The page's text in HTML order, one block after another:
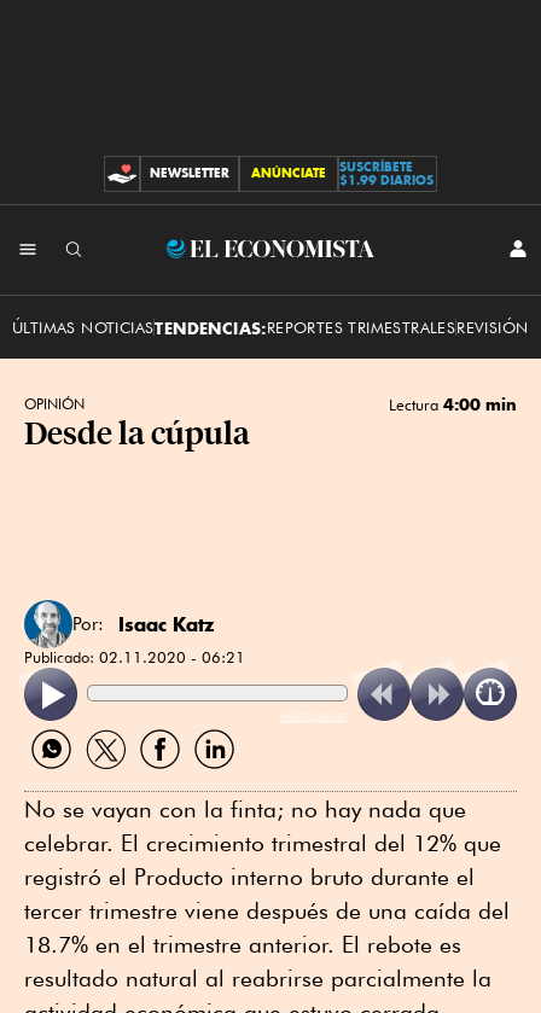
CONTRIBUCIONES
NEWSLETTER ANÚNCIATE
SUSCRÍBETE
$1.99 DIARIOS
El
ÚLTIMAS NOTICIASTENDENCIAS:REPORTES TRIMESTRALESREVISIÓN
OPINIÓN Lectura 4:00 min
Desde la cúpula
Por: Isaac Katz
Publicado: 02.11.2020 - 06:21
ReadSpeaker
Compartir
por
Compartir
por
Compartir
por
Compartir
por
No se vayan con la finta; no hay nada que
celebrar. El crecimiento trimestral del 12% que
registró el Producto interno bruto durante el
tercer trimestre viene después de una caída del
18.7% en el trimestre anterior. El rebote es
resultado natural al reabrirse parcialmente la